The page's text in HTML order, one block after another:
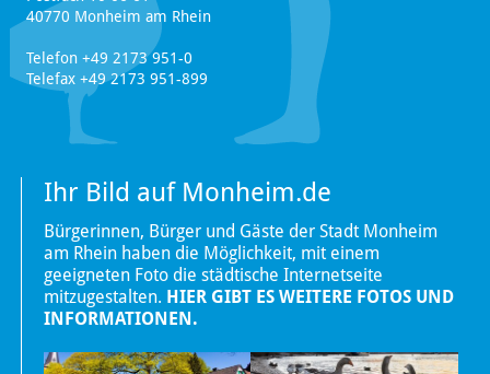
40770 Monheim am Rhein
Telefon +49 2173 951-0
Telefax +49 2173 951-899
Ihr Bild auf Monheim.de
Bürgerinnen, Bürger und Gäste der Stadt Monheim
am Rhein haben die Möglichkeit, mit einem
geeigneten Foto die städtische Internetseite
mitzugestalten. HIER GIBT ES WEITERE FOTOS UND
INFORMATIONEN.